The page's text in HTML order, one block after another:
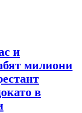
и
милиони
в